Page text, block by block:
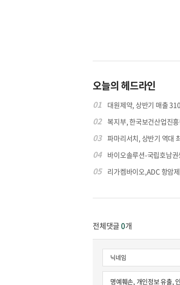
오늘의 헤드라인
01 대원제약, 상반기 매출
02 복지부, 한국보건산업진
03 파마리서치, 상반기 역대
04 바이오솔루션-국립호남
05 리가켐바이오,ADC 항암
전체댓글0개